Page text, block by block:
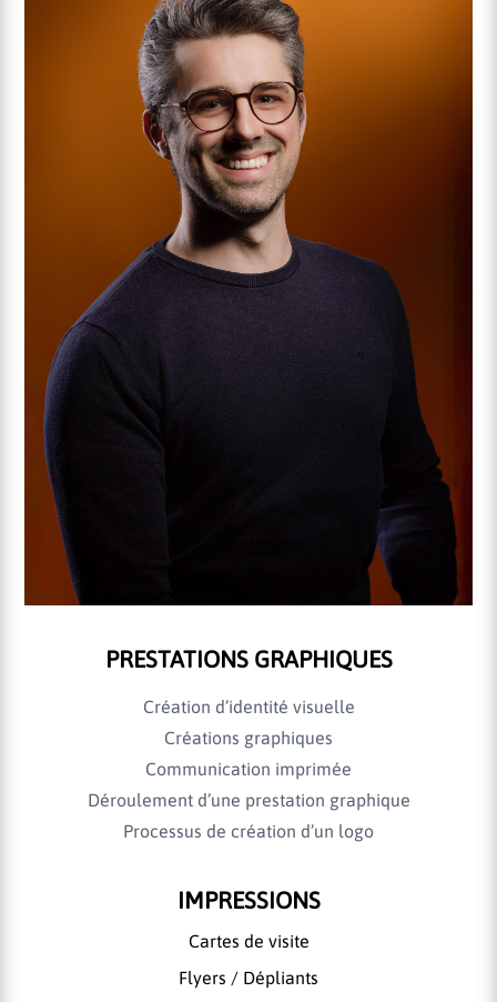
PRESTATIONS GRAPHIQUES
Création d’identité visuelle
Créations graphiques
Communication imprimée
Déroulement d’une prestation graphique
Processus de création d’un logo
IMPRESSIONS
Cartes de visite
Flyers / Dépliants